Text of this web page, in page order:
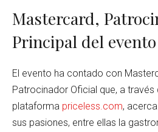
Mastercard,
Principal del evento
El evento ha contado con
Patrocinador Oficial que, a través
plataforma priceless.com,
sus pasiones, entre ellas la